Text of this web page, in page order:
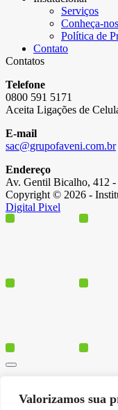
Valorizamos sua
Serviços
Conheça-nos
Política de
Contato
Contatos
Telefone
0800 591 5171
Aceita Ligações de
E-mail
sac@grupofaveni.com.br
Endereço
Av. Gentil Bicalho, 412
Copyright © 2026 -
Digital Pixel
Polos